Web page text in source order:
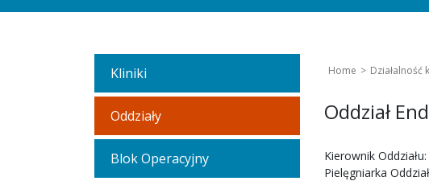
Kliniki
Oddziały
Blok Operacyjny
Home Działalność
Oddział
Kierownik
Pielęgniarka